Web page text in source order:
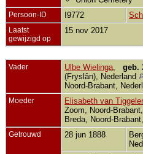
Persoon-ID I9772
Laatst
gewijzigd op
15 nov 2017
Vader Ulbe Wielinga, geb.
(Fryslân), Nederland
Noord-Brabant,
Moeder Elisabeth van
Zoom, Noord-
Breda, Noord-
Getrouwd 28 jun 1888